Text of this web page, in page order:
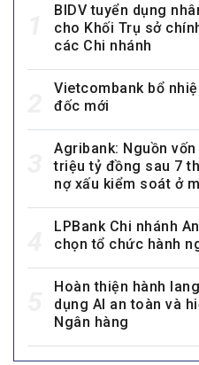
BIDV tuyển dụng
cho Khối Trụ sở
các Chi nhánh
Vietcombank bổ
đốc mới
Agribank: Nguồn
triệu tỷ đồng sau 7
nợ xấu kiểm soát ở
LPBank Chi nhánh
chọn tổ chức hành
Hoàn thiện hành
dụng AI an toàn và
Ngân hàng